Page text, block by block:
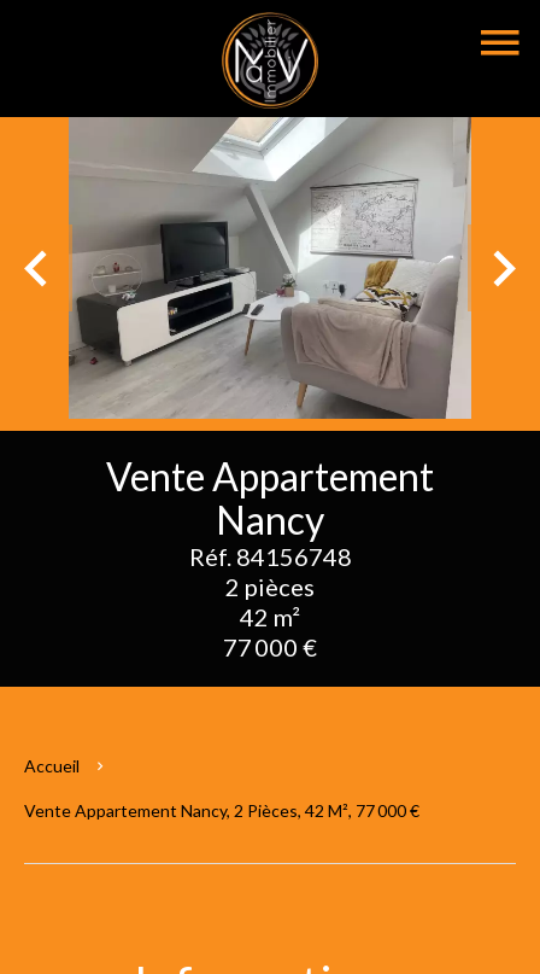
Vente Appartement
Nancy
Réf. 84156748
2 pièces
42 m²
77 000 €
Accueil
Vente Appartement Nancy, 2 Pièces, 42 M², 77 000 €